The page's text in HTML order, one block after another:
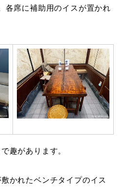
各席に補助用のイスが置かれ
趣があります。
かれたベンチタイプのイス